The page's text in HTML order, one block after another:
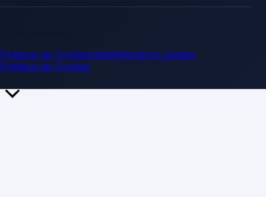
Politique de ConfidentialitéMentions Légales
Politique de Cookies